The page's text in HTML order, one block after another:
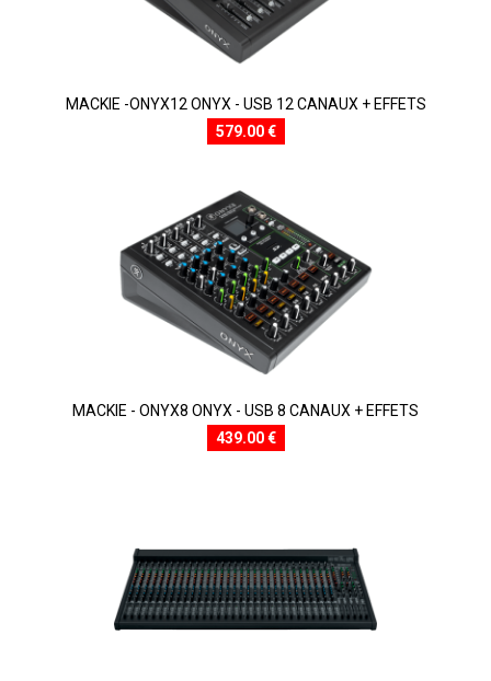
MACKIE -ONYX12 ONYX - USB 12 CANAUX + EFFETS
579.00 €
MACKIE - ONYX8 ONYX - USB 8 CANAUX + EFFETS
439.00 €